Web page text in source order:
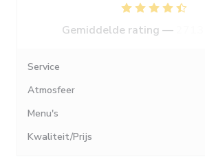
Gemiddelde rating —
Service
Atmosfeer
Menu's
Kwaliteit/Prijs